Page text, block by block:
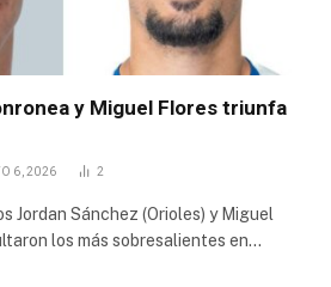
y Miguel Flores triunfa
6, 2026 2
Jordan Sánchez (Orioles) y Miguel
los más sobresalientes en…